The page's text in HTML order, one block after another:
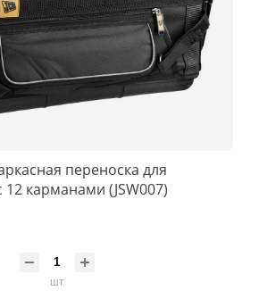
переноска для
12 карманами (JSW007)
шт